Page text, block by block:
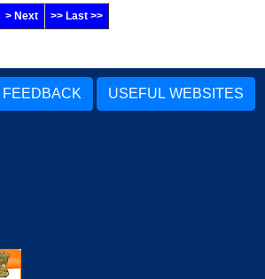
> Next >> Last >>
FEEDBACK USEFUL WEBSITES